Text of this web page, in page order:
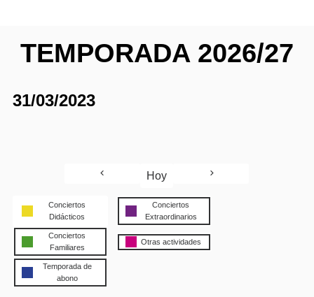
TEMPORADA 2026/27
31/03/2023
Hoy
Conciertos
Didácticos
Conciertos
Extraordinarios
Conciertos
Familiares
Otras actividades
Temporada de
abono